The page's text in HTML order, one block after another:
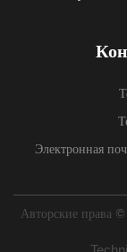
Электронная
Авторские